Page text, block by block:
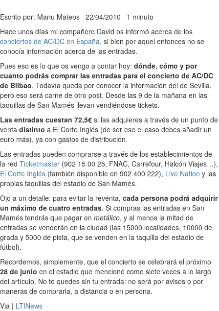
Escrito por: Manu Mateos 22/04/2010 1 minuto
Hace unos días mi compañero David os informó acerca de los
conciertos de AC/DC en España, si bien por aquel entonces no se
conocía información acerca de las entradas.
Pues eso es lo que os vengo a contar hoy: dónde, cómo y por
cuanto podrás comprar las entradas para el concierto de AC/DC
de Bilbao. Todavía queda por conocer la información del de Sevilla,
pero eso será carne de otro post. Desde las 9 de la mañana en las
taquillas de San Mamés llevan vendiéndose tickets.
Las entradas cuestan 72,5€ si las adquieres a través de un punto de
venta distinto a El Corte Inglés (de ser ese el caso debes añadir un
euro más), ya con gastos de distribución.
Las entradas pueden comprarse a través de los establecimientos de
la red Ticketmaster (902 15 00 25, FNAC, Carrefour, Halcón Viajes…),
El Corte Inglés (también disponible en 902 400 222), Live Nation y las
propias taquillas del estadio de San Mamés.
Ojo a un detalle: para evitar la reventa, cada persona podrá adquirir
un máximo de cuatro entradas. Si compras las entradas en San
Mamés tendrás que pagar en metálico, y al menos la mitad de
entradas se venderán en la ciudad (las 15000 localidades, 10000 de
grada y 5000 de pista, que se venden en la taquilla del estadio de
fútbol).
Recordemos, simplemente, que el concierto se celebrará el próximo
28 de junio en el estadio que mencioné como siete veces a lo largo
del artículo. No te quedes sin tu entrada: no será por avisos o por
maneras de comprarla, a distancia o en persona.
Via | LTINews